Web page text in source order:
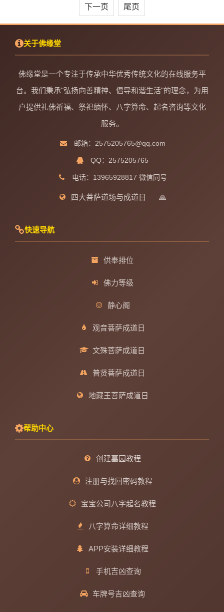
下一页
尾页
关于佛缘堂
佛缘堂是一个专注于传承中华优秀传统文化的在线服务平
台。我们秉承"弘扬向善精神、倡导和谐生活"的理念，为用
户提供礼佛祈福、祭祀缅怀、八字算命、起名咨询等文化
服务。
邮箱：2575205765@qq.com
QQ：2575205765
电话：13965928817 微信同号
四大菩萨道场与成道日 🙏
快速导航
供奉排位
佛力等级
静心阁
观音菩萨成道日
文殊菩萨成道日
普贤菩萨成道日
地藏王菩萨成道日
帮助中心
创建墓园教程
注册与找回密码教程
宝宝公司八字起名教程
八字算命详细教程
APP安装详细教程
手机吉凶查询
车牌号吉凶查询